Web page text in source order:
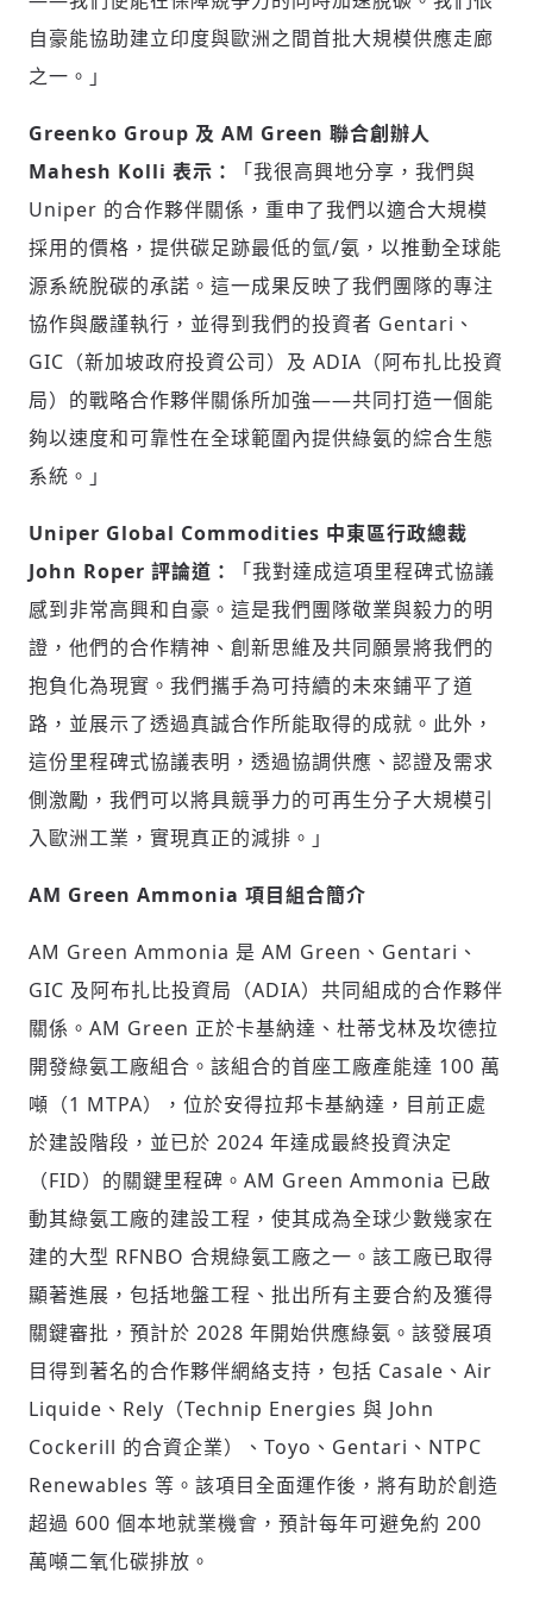
登入或註冊
歡迎您加入《旭時報》
掌握國際政經脈動
參與下一波全球科技革命
輸入 Email 驗證碼
請輸入發送到的驗證碼
自豪能協助建立印度與歐洲之間首批大規模供應走廊
之一。」
Greenko Group 及 AM Green 聯合創辦人
Mahesh Kolli 表示：
「我很高興地分享，我們與
Uniper 的合作夥伴關係，重申了我們以適合大規模
採用的價格，提供碳足跡最低的氫/氨，以推動全球能
源系統脫碳的承諾。這一成果反映了我們團隊的專注
協作與嚴謹執行，並得到我們的投資者 Gentari、
GIC（新加坡政府投資公司）及 ADIA（阿布扎比投資
局）的戰略合作夥伴關係所加強——共同打造一個能
夠以速度和可靠性在全球範圍內提供綠氨的綜合生態
系統。」
Uniper Global Commodities 中東區行政總裁
John Roper 評論道：
「我對達成這項里程碑式協議
感到非常高興和自豪。這是我們團隊敬業與毅力的明
證，他們的合作精神、創新思維及共同願景將我們的
抱負化為現實。我們攜手為可持續的未來鋪平了道
路，並展示了透過真誠合作所能取得的成就。此外，
這份里程碑式協議表明，透過協調供應、認證及需求
側激勵，我們可以將具競爭力的可再生分子大規模引
入歐洲工業，實現真正的減排。」
AM Green Ammonia 項目組合簡介
AM Green Ammonia 是 AM Green、Gentari、
GIC 及阿布扎比投資局（ADIA）共同組成的合作夥伴
關係。AM Green 正於卡基納達、杜蒂戈林及坎德拉
開發綠氨工廠組合。該組合的首座工廠產能達 100 萬
噸（1 MTPA），位於安得拉邦卡基納達，目前正處
於建設階段，並已於 2024 年達成最終投資決定
（FID）的關鍵里程碑。AM Green Ammonia 已啟
動其綠氨工廠的建設工程，使其成為全球少數幾家在
建的大型 RFNBO 合規綠氨工廠之一。該工廠已取得
顯著進展，包括地盤工程、批出所有主要合約及獲得
關鍵審批，預計於 2028 年開始供應綠氨。該發展項
目得到著名的合作夥伴網絡支持，包括 Casale、Air
Liquide、Rely（Technip Energies 與 John
Cockerill 的合資企業）、Toyo、Gentari、NTPC
Renewables 等。該項目全面運作後，將有助於創造
超過 600 個本地就業機會，預計每年可避免約 200
萬噸二氧化碳排放。